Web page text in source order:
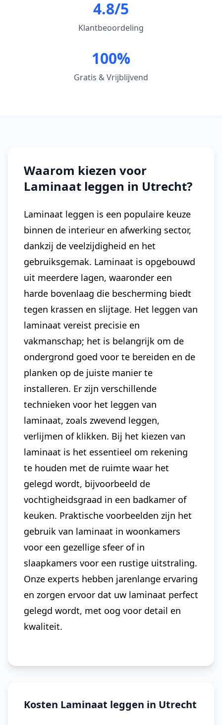
4.8/5
Klantbeoordeling
100%
Gratis & Vrijblijvend
Waarom kiezen voor
Laminaat leggen in Utrecht?
Laminaat leggen is een populaire keuze
binnen de interieur en afwerking sector,
dankzij de veelzijdigheid en het
gebruiksgemak. Laminaat is opgebouwd
uit meerdere lagen, waaronder een
harde bovenlaag die bescherming biedt
tegen krassen en slijtage. Het leggen van
laminaat vereist precisie en
vakmanschap; het is belangrijk om de
ondergrond goed voor te bereiden en de
planken op de juiste manier te
installeren. Er zijn verschillende
technieken voor het leggen van
laminaat, zoals zwevend leggen,
verlijmen of klikken. Bij het kiezen van
laminaat is het essentieel om rekening
te houden met de ruimte waar het
gelegd wordt, bijvoorbeeld de
vochtigheidsgraad in een badkamer of
keuken. Praktische voorbeelden zijn het
gebruik van laminaat in woonkamers
voor een gezellige sfeer of in
slaapkamers voor een rustige uitstraling.
Onze experts hebben jarenlange ervaring
en zorgen ervoor dat uw laminaat perfect
gelegd wordt, met oog voor detail en
kwaliteit.
Kosten Laminaat leggen in Utrecht